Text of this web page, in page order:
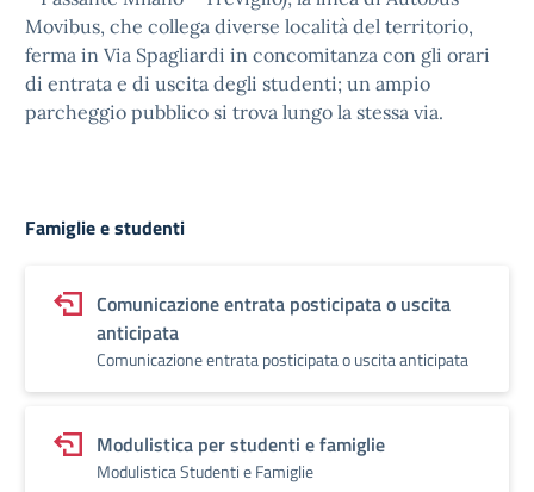
Movibus, che collega diverse località del territorio,
ferma in Via Spagliardi in concomitanza con gli orari
di entrata e di uscita degli studenti; un ampio
parcheggio pubblico si trova lungo la stessa via.
Famiglie e studenti
Comunicazione entrata posticipata o uscita
anticipata
Comunicazione entrata posticipata o uscita anticipata
Modulistica per studenti e famiglie
Modulistica Studenti e Famiglie